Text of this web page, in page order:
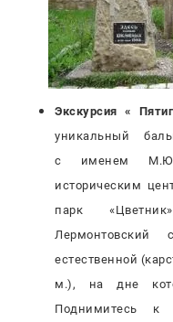
Экскурсия «
уникальный
с именем
историческим
парк
естественной
м.), на дне
Поднимитесь к